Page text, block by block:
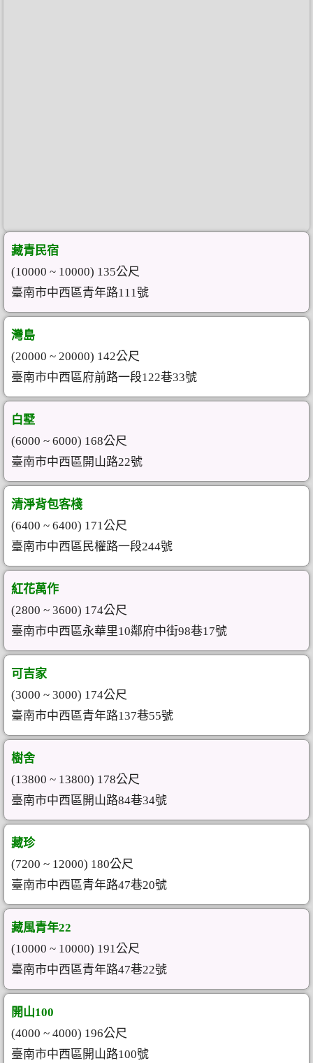
藏青民宿
(10000 ~ 10000) 135公尺
臺南市中西區青年路111號
灣島
(20000 ~ 20000) 142公尺
臺南市中西區府前路一段122巷33號
白墅
(6000 ~ 6000) 168公尺
臺南市中西區開山路22號
清淨背包客棧
(6400 ~ 6400) 171公尺
臺南市中西區民權路一段244號
紅花萬作
(2800 ~ 3600) 174公尺
臺南市中西區永華里10鄰府中街98巷17號
可吉家
(3000 ~ 3000) 174公尺
臺南市中西區青年路137巷55號
樹舍
(13800 ~ 13800) 178公尺
臺南市中西區開山路84巷34號
藏珍
(7200 ~ 12000) 180公尺
臺南市中西區青年路47巷20號
藏風青年22
(10000 ~ 10000) 191公尺
臺南市中西區青年路47巷22號
開山100
(4000 ~ 4000) 196公尺
臺南市中西區開山路100號